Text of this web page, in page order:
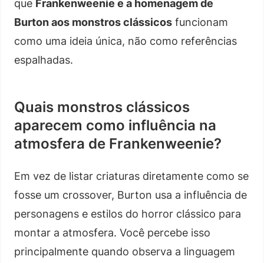
que Frankenweenie e a homenagem de
Burton aos monstros clássicos funcionam
como uma ideia única, não como referências
espalhadas.
Quais monstros clássicos
aparecem como influência na
atmosfera de Frankenweenie?
Em vez de listar criaturas diretamente como se
fosse um crossover, Burton usa a influência de
personagens e estilos do horror clássico para
montar a atmosfera. Você percebe isso
principalmente quando observa a linguagem